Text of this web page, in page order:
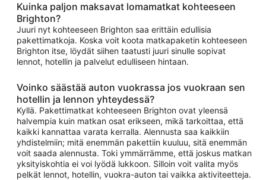
Kuinka paljon maksavat lomamatkat kohteeseen
Brighton?
Juuri nyt kohteeseen Brighton saa erittäin edullisia
pakettimatkoja. Koska voit koota matkapaketin kohteeseen
Brighton itse, löydät siihen taatusti juuri sinulle sopivat
lennot, hotellin ja palvelut edulliseen hintaan.
Voinko säästää auton vuokrassa jos vuokraan sen
hotellin ja lennon yhteydessä?
Kyllä. Pakettimatkat kohteeseen Brighton ovat yleensä
halvempia kuin matkan osat erikseen, mikä tarkoittaa, että
kaikki kannattaa varata kerralla. Alennusta saa kaikkiin
yhdistelmiin; mitä enemmän pakettiin kuuluu, sitä enemmän
voit saada alennusta. Toki ymmärrämme, että joskus matkan
yksityiskohtia ei voi lyödä lukkoon. Silloin voit valita myös
pelkät lennot, hotellin, vuokra-auton tai vaikka aktiviteetteja.